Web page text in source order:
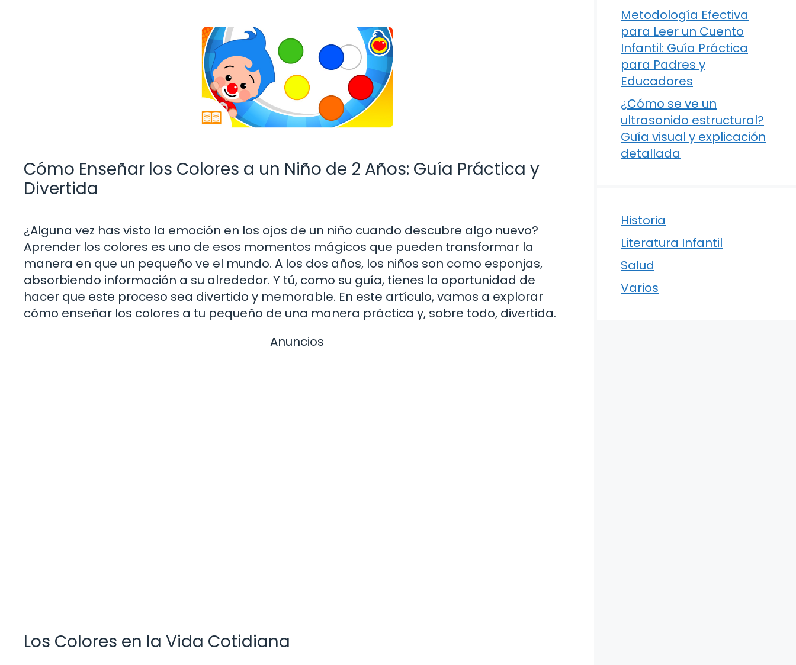
Cómo Enseñar los Colores a un Niño de 2 Años: Guía Práctica y
Divertida
¿Alguna vez has visto la emoción en los ojos de un niño cuando descubre algo nuevo?
Aprender los colores es uno de esos momentos mágicos que pueden transformar la
manera en que un pequeño ve el mundo. A los dos años, los niños son como esponjas,
absorbiendo información a su alrededor. Y tú, como su guía, tienes la oportunidad de
hacer que este proceso sea divertido y memorable. En este artículo, vamos a explorar
cómo enseñar los colores a tu pequeño de una manera práctica y, sobre todo, divertida.
Anuncios
Los Colores en la Vida Cotidiana
Metodología Efectiva
para Leer un Cuento
Infantil: Guía Práctica
para Padres y
Educadores
¿Cómo se ve un
ultrasonido estructural?
Guía visual y explicación
detallada
Historia
Literatura Infantil
Salud
Varios